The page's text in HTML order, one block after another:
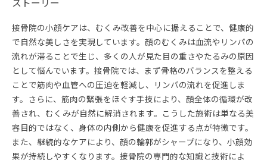
接骨院の小顔ケアは、むくみ改善を中心に据えることで、健康的
で自然な美しさを実現しています。顔のむくみは血流やリンパの
流れが滞ることで生じ、多くの人が見た目の重さやたるみの原因
として悩んでいます。接骨院では、まず骨格のバランスを整える
ことで筋肉や血管への圧迫を軽減し、リンパの流れを促進しま
す。さらに、筋肉の緊張をほぐす手技により、顔全体の循環が改
善され、むくみが自然に解消されます。こうした施術は単なる美
容目的ではなく、身体の内側から健康を促進する点が特徴です。
また、継続的なケアにより、顔の輪郭がシャープになり、小顔効
果が持続しやすくなります。接骨院の専門的な知識と技術によ